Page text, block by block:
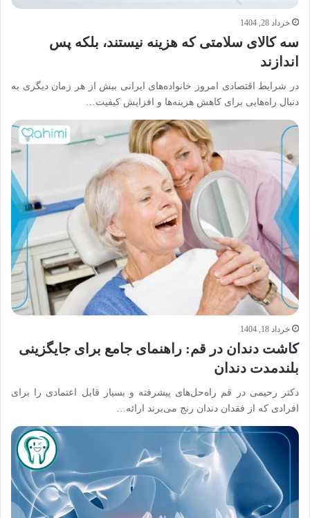
خرداد 28, 1404
سه کالای سلامتی که هزینه نیستند، بلکه پس
اندازند
در شرایط اقتصادی امروز خانواده‌های ایرانی بیش از هر زمان دیگری به
دنبال راه‌هایی برای کاهش هزینه‌ها و افزایش کیفیت…
خرداد 18, 1404
کاشت دندان در قم: راهنمای جامع برای جایگزینی
بلندمدت دندان
دکتر رحیمی در قم راه‌حل‌های پیشرفته و بسیار قابل اعتمادی را برای
افرادی که از فقدان دندان رنج می‌برند ارائه…